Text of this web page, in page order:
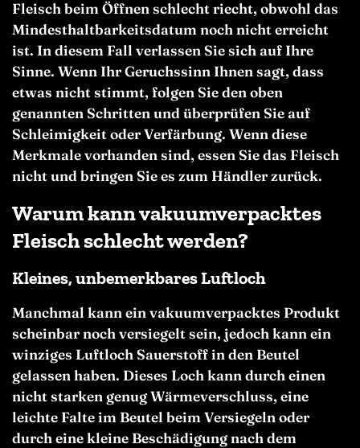
Fleisch beim Öffnen schlecht riecht, obwohl das
Mindesthaltbarkeitsdatum noch nicht erreicht
ist. In diesem Fall verlassen Sie sich auf Ihre
Sinne. Wenn Ihr Geruchssinn Ihnen sagt, dass
etwas nicht stimmt, folgen Sie den oben
genannten Schritten und überprüfen Sie auf
Schleimigkeit oder Verfärbung. Wenn diese
Merkmale vorhanden sind, essen Sie das Fleisch
nicht und bringen Sie es zum Händler zurück.
Warum kann vakuumverpacktes
Fleisch schlecht werden?
Kleines, unbemerkbares Luftloch
Manchmal kann ein vakuumverpacktes Produkt
scheinbar noch versiegelt sein, jedoch kann ein
winziges Luftloch Sauerstoff in den Beutel
gelassen haben. Dieses Loch kann durch einen
nicht starken genug Wärmeverschluss, eine
leichte Falte im Beutel beim Versiegeln oder
durch eine kleine Beschädigung nach dem